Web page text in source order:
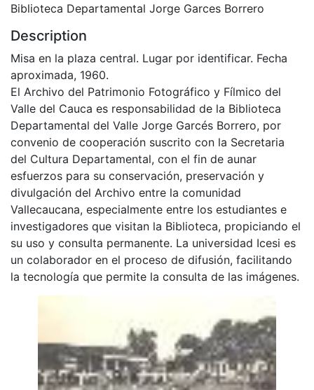
Biblioteca Departamental Jorge Garces Borrero
Description
Misa en la plaza central. Lugar por identificar. Fecha
aproximada, 1960.
El Archivo del Patrimonio Fotográfico y Fílmico del
Valle del Cauca es responsabilidad de la Biblioteca
Departamental del Valle Jorge Garcés Borrero, por
convenio de cooperación suscrito con la Secretaria
del Cultura Departamental, con el fin de aunar
esfuerzos para su conservación, preservación y
divulgación del Archivo entre la comunidad
Vallecaucana, especialmente entre los estudiantes e
investigadores que visitan la Biblioteca, propiciando el
su uso y consulta permanente. La universidad Icesi es
un colaborador en el proceso de difusión, facilitando
la tecnología que permite la consulta de las imágenes.